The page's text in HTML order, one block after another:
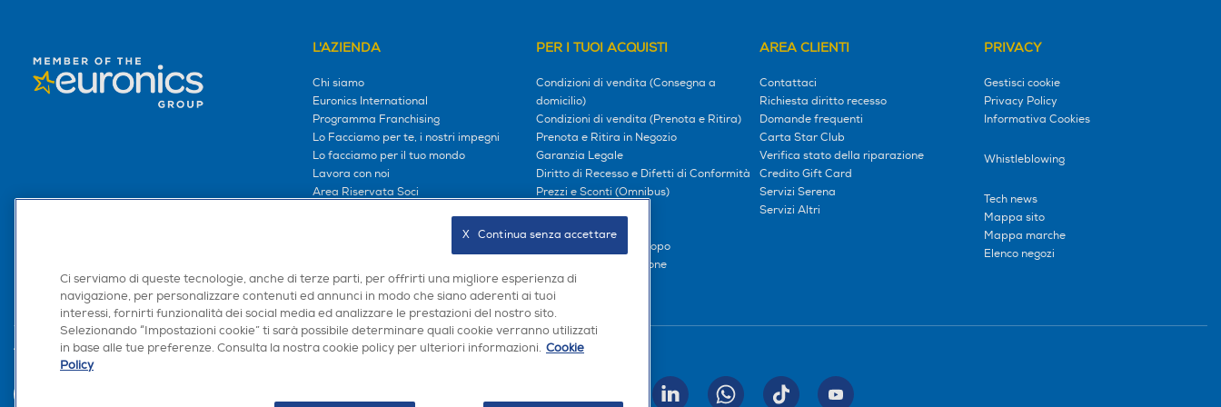
L'AZIENDA
Chi siamo
Euronics International
Programma Franchising
Lo Facciamo per te, i nostri impegni
Lo facciamo per il tuo mondo
Lavora con noi
Area Riservata Soci
PER I TUOI ACQUISTI
Condizioni di vendita (Consegna a
domicilio)
Condizioni di vendita (Prenota e Ritira)
Prenota e Ritira in Negozio
Garanzia Legale
Diritto di Recesso e Difetti di Conformità
Prezzi e Sconti (Omnibus)
Finanziamenti
Compra ora e paga dopo
Consegna e Installazione
AREA CLIENTI
Contattaci
Richiesta diritto recesso
Domande frequenti
Carta Star Club
Verifica stato della riparazione
Credito Gift Card
Servizi Serena
Servizi Altri
PRIVACY
Gestisci cookie
Privacy Policy
Informativa Cookies
Whistleblowing
Tech news
Mappa sito
Mappa marche
Elenco negozi
Trova negozio Seguici sui social
Ci serviamo di queste tecnologie, anche di terze parti, per offrirti una migliore esperienza di
navigazione, per personalizzare contenuti ed annunci in modo che siano aderenti ai tuoi
interessi, fornirti funzionalità dei social media ed analizzare le prestazioni del nostro sito.
Selezionando “Impostazioni cookie” ti sarà possibile determinare quali cookie verranno utilizzati
in base alle tue preferenze. Consulta la nostra cookie policy per ulteriori informazioni. Cookie
Policy
X   Continua senza accettare